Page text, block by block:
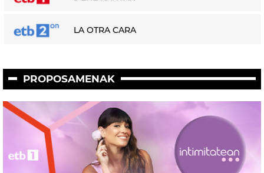
LA OTRA CARA
PROPOSAMENAK